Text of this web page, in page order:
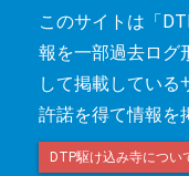
このサイトは「
報を一部過去ログ
して掲載している
許諾を得て情報を
DTP駆け込み寺につい